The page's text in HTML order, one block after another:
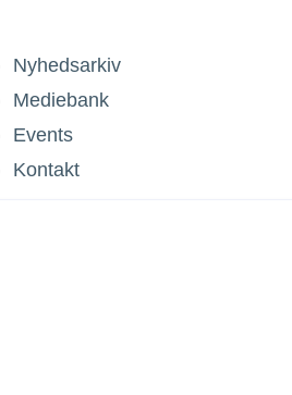
Nyhedsarkiv
Mediebank
Events
Kontakt